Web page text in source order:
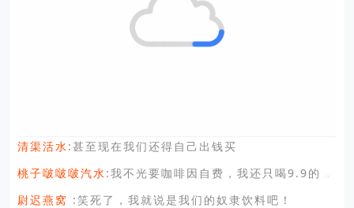
清渠活水 :甚至现在我们还得自己出钱买
桃子啵啵啵汽水 :我不光要咖啡因自费，我还只喝9.9的
尉迟燕窝 :笑死了，我就说是我们的奴隶饮料吧！